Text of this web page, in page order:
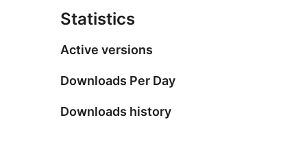
Statistics
Active versions
Downloads Per Day
Downloads history